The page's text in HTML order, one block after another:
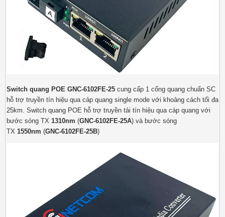
Switch quang POE GNC-6102FE-25 cung cấp 1 cổng quang chuẩn SC
hỗ trợ truyền tín hiệu qua cáp quang single mode với khoảng cách tối đa
25km. Switch quang POE hỗ trợ truyền tải tín hiệu qua cáp quang với
bước sóng TX 1310nm (GNC-6102FE-25A) và bước sóng
TX 1550nm (GNC-6102FE-25B)